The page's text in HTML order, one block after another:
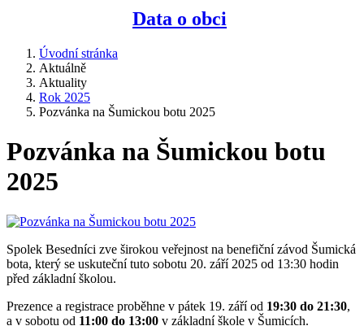
Data o obci
Úvodní stránka
Aktuálně
Aktuality
Rok 2025
Pozvánka na Šumickou botu 2025
Pozvánka na Šumickou botu
2025
Spolek Besedníci zve širokou veřejnost na benefiční závod Šumická
bota, který se uskuteční tuto sobotu 20. září 2025 od 13:30 hodin
před základní školou.
Prezence a registrace proběhne v pátek 19. září od 19:30 do 21:30,
a v sobotu od 11:00 do 13:00 v základní škole v Šumicích.